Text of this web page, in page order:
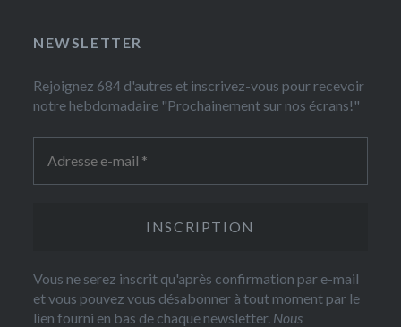
NEWSLETTER
Rejoignez 684 d'autres et inscrivez-vous pour recevoir
notre hebdomadaire "Prochainement sur nos écrans!"
Vous ne serez inscrit qu'après confirmation par e-mail
et vous pouvez vous désabonner à tout moment par le
lien fourni en bas de chaque newsletter. Nous